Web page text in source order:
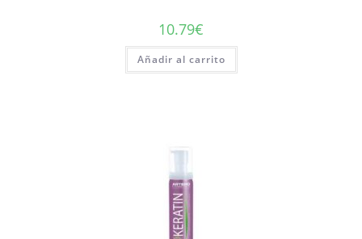
10.79€
Añadir al carrito